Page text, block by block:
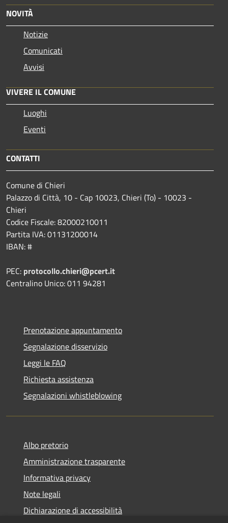
NOVITÀ
Notizie
Comunicati
Avvisi
VIVERE IL COMUNE
Luoghi
Eventi
CONTATTI
Comune di Chieri
Palazzo di Città, 10 - Cap 10023, Chieri (To) - 10023 -
Chieri
Codice Fiscale: 82000210011
Partita IVA: 01131200014
IBAN: #
PEC: protocollo.chieri@pcert.it
Centralino Unico: 011 94281
Prenotazione appuntamento
Segnalazione disservizio
Leggi le FAQ
Richiesta assistenza
Segnalazioni whistleblowing
Albo pretorio
Amministrazione trasparente
Informativa privacy
Note legali
Dichiarazione di accessibilità